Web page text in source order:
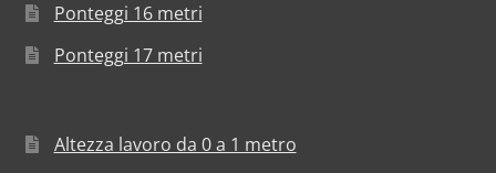
Ponteggi 16 metri
Ponteggi 17 metri
Altezza lavoro da 0 a 1 metro